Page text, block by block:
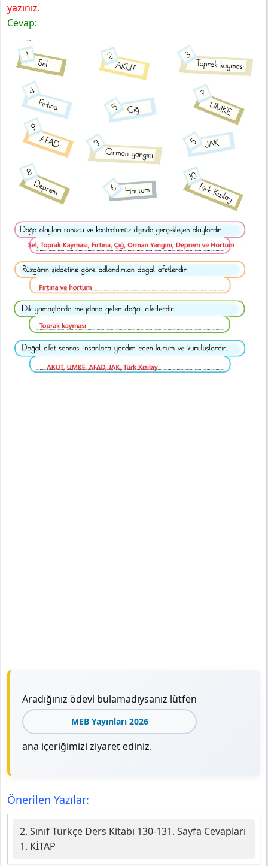
yazınız.
Cevap:
Aradığınız ödevi bulamadıysanız lütfen
MEB Yayınları 2026
ana içeriğimizi ziyaret ediniz.
Önerilen Yazılar:
2. Sınıf Türkçe Ders Kitabı 130-131. Sayfa Cevapları
1. KİTAP